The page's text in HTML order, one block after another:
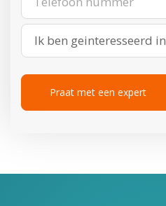
Ik ben geinteresseerd in